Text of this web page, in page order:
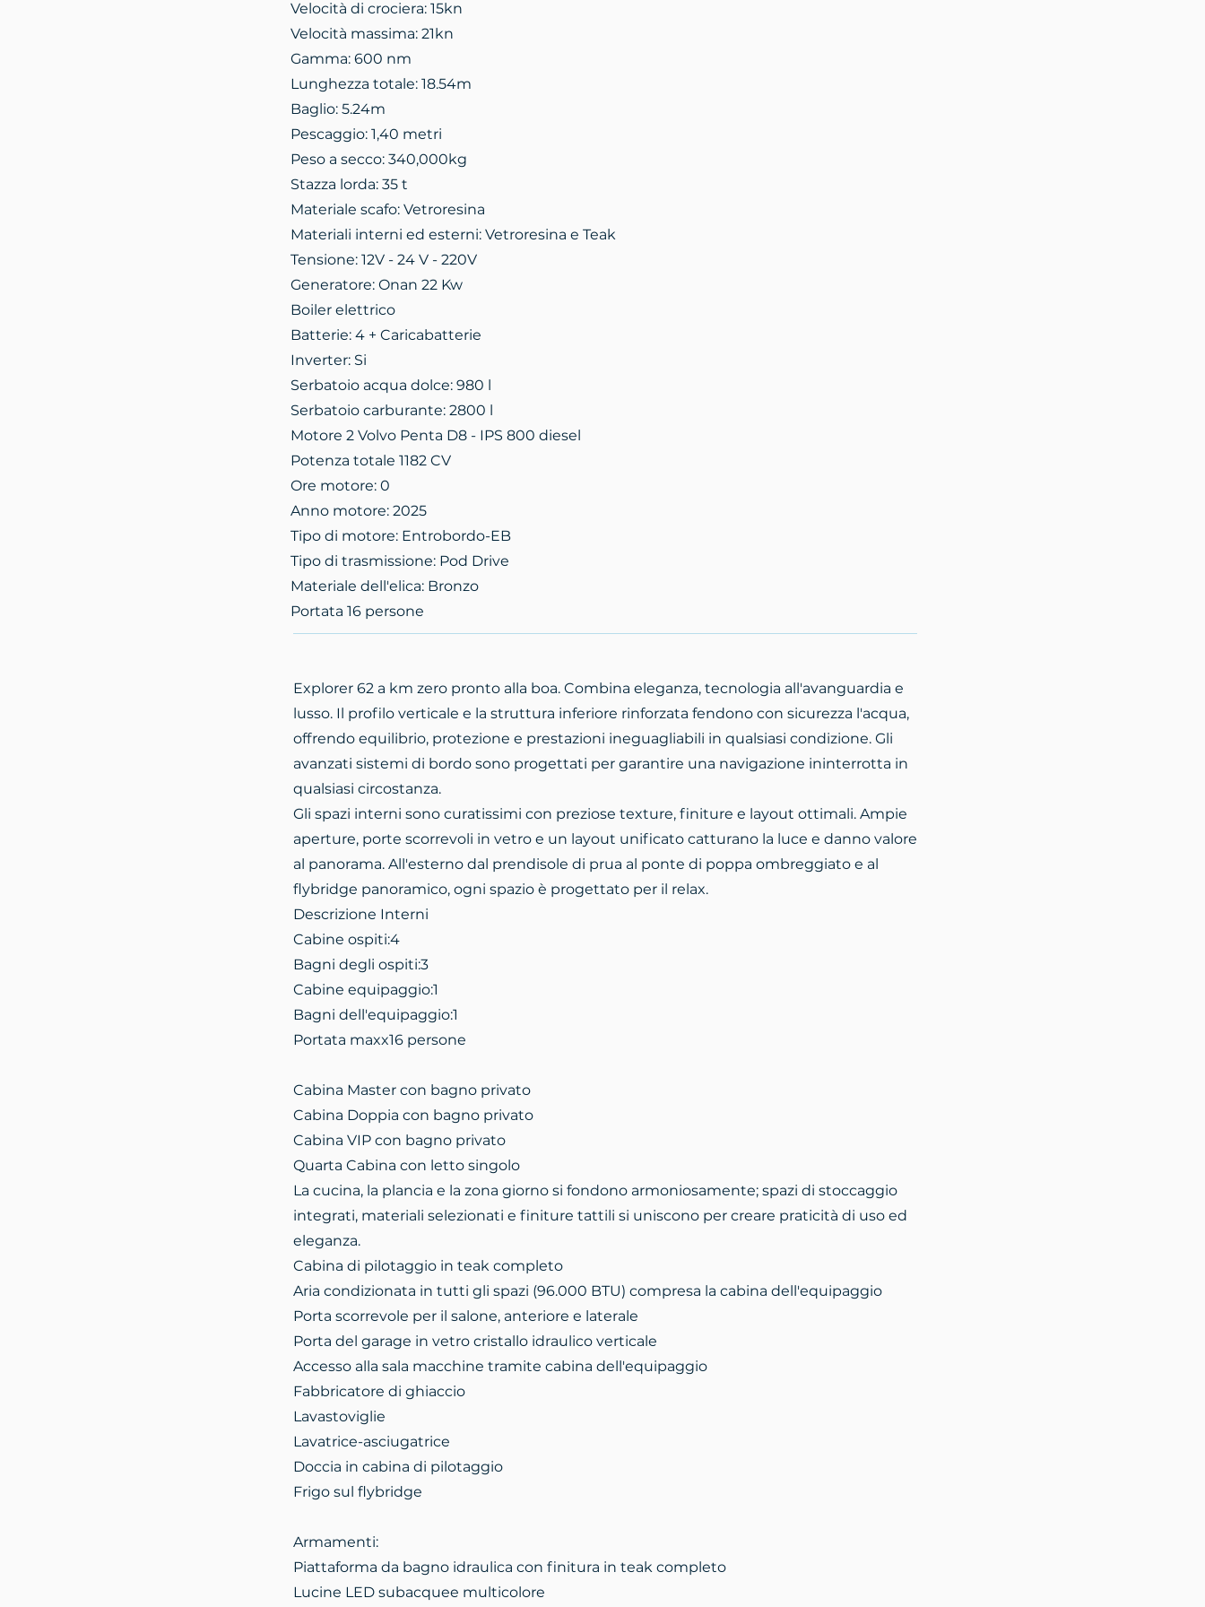
Velocità di crociera: 15kn
Velocità massima: 21kn
Gamma: 600 nm
Lunghezza totale: 18.54m
Baglio: 5.24m
Pescaggio: 1,40 metri
Peso a secco: 340,000kg
Stazza lorda: 35 t
Materiale scafo: Vetroresina
Materiali interni ed esterni: Vetroresina e Teak
Tensione: 12V - 24 V - 220V
Generatore: Onan 22 Kw
Boiler elettrico
Batterie: 4 + Caricabatterie
Inverter: Si
Serbatoio acqua dolce: 980 l
Serbatoio carburante: 2800 l
Motore 2 Volvo Penta D8 - IPS 800 diesel
Potenza totale 1182 CV
Ore motore: 0
Anno motore: 2025
Tipo di motore: Entrobordo-EB
Tipo di trasmissione: Pod Drive
Materiale dell'elica: Bronzo
Portata 16 persone
Explorer 62 a km zero pronto alla boa. Combina eleganza, tecnologia all'avanguardia e
lusso. Il profilo verticale e la struttura inferiore rinforzata fendono con sicurezza l'acqua,
offrendo equilibrio, protezione e prestazioni ineguagliabili in qualsiasi condizione. Gli
avanzati sistemi di bordo sono progettati per garantire una navigazione ininterrotta in
qualsiasi circostanza.
Gli spazi interni sono curatissimi con preziose texture, finiture e layout ottimali. Ampie
aperture, porte scorrevoli in vetro e un layout unificato catturano la luce e danno valore
al panorama. All'esterno dal prendisole di prua al ponte di poppa ombreggiato e al
flybridge panoramico, ogni spazio è progettato per il relax.
Descrizione Interni
Cabine ospiti:4
Bagni degli ospiti:3
Cabine equipaggio:1
Bagni dell'equipaggio:1
Portata maxx16 persone
Cabina Master con bagno privato
Cabina Doppia con bagno privato
Cabina VIP con bagno privato
Quarta Cabina con letto singolo
La cucina, la plancia e la zona giorno si fondono armoniosamente; spazi di stoccaggio
integrati, materiali selezionati e finiture tattili si uniscono per creare praticità di uso ed
eleganza.
Cabina di pilotaggio in teak completo
Aria condizionata in tutti gli spazi (96.000 BTU) compresa la cabina dell'equipaggio
Porta scorrevole per il salone, anteriore e laterale
Porta del garage in vetro cristallo idraulico verticale
Accesso alla sala macchine tramite cabina dell'equipaggio
Fabbricatore di ghiaccio
Lavastoviglie
Lavatrice-asciugatrice
Doccia in cabina di pilotaggio
Frigo sul flybridge
Armamenti:
Piattaforma da bagno idraulica con finitura in teak completo
Lucine LED subacquee multicolore